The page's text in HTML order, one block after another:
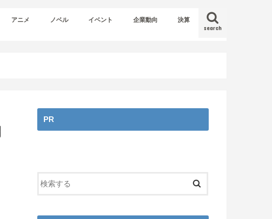
search
アニメ ノベル イベント 企業動向 決算
PR